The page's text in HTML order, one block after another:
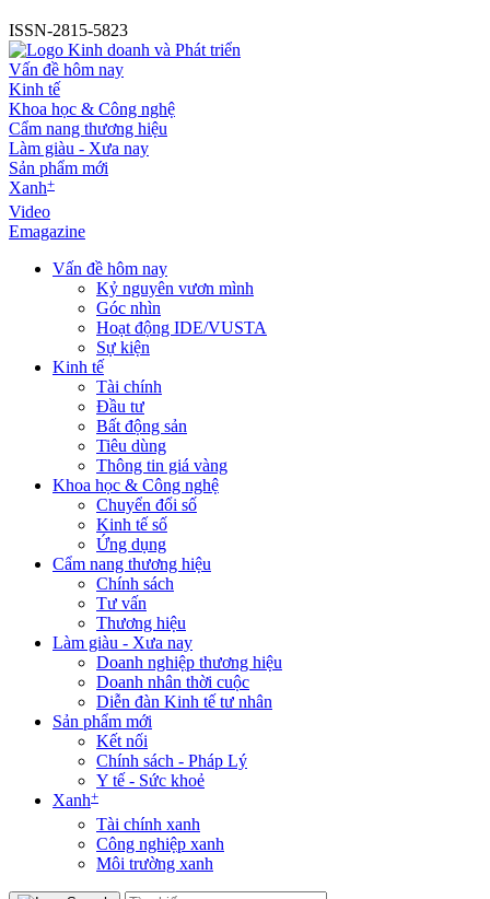
ISSN-2815-5823
Vấn đề hôm nay
Kinh tế
Khoa học & Công nghệ
Cẩm nang thương hiệu
Làm giàu - Xưa nay
Sản phẩm mới
Xanh+
Video
Emagazine
Vấn đề hôm nay
Kỷ nguyên vươn mình
Góc nhìn
Hoạt động IDE/VUSTA
Sự kiện
Kinh tế
Tài chính
Đầu tư
Bất động sản
Tiêu dùng
Thông tin giá vàng
Khoa học & Công nghệ
Chuyển đổi số
Kinh tế số
Ứng dụng
Cẩm nang thương hiệu
Chính sách
Tư vấn
Thương hiệu
Làm giàu - Xưa nay
Doanh nghiệp thương hiệu
Doanh nhân thời cuộc
Diễn đàn Kinh tế tư nhân
Sản phẩm mới
Kết nối
Chính sách - Pháp Lý
Y tế - Sức khoẻ
Xanh+
Tài chính xanh
Công nghiệp xanh
Môi trường xanh